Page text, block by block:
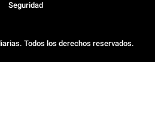
Todos los derechos reservados.
Seguridad